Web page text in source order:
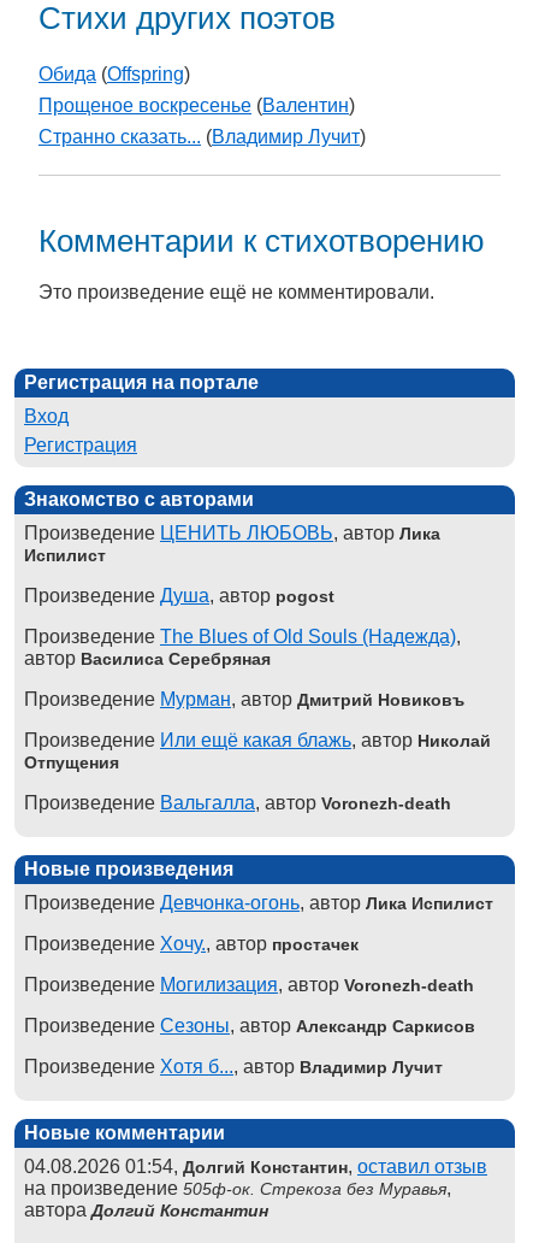
Стихи других поэтов
Обида (Offspring)
Прощеное воскресенье (Валентин)
Странно сказать... (Владимир Лучит)
Комментарии к стихотворению
Это произведение ещё не комментировали.
Регистрация на портале
Вход
Регистрация
Знакомство с авторами
Произведение ЦЕНИТЬ ЛЮБОВЬ, автор Лика
Испилист
Произведение Душа, автор pogost
Произведение The Blues of Old Souls (Надежда),
автор Василиса Серебряная
Произведение Мурман, автор Дмитрий Новиковъ
Произведение Или ещё какая блажь, автор Николай
Отпущения
Произведение Вальгалла, автор Voronezh-death
Новые произведения
Произведение Девчонка-огонь, автор Лика Испилист
Произведение Хочу., автор простачек
Произведение Могилизация, автор Voronezh-death
Произведение Сезоны, автор Александр Саркисов
Произведение Хотя б..., автор Владимир Лучит
Новые комментарии
04.08.2026 01:54, Долгий Константин, оставил отзыв
на произведение 505ф-ок. Стрекоза без Муравья,
автораДолгий Константин